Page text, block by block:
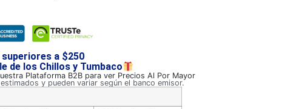
a $250
de los Chillos y Tumbaco
Plataforma B2B para ver Precios Al Por Mayor
y pueden variar según el banco emisor.